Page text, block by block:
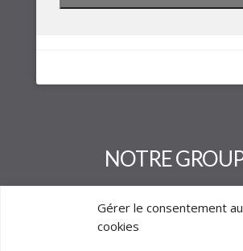
Gérer le consentement
cookies